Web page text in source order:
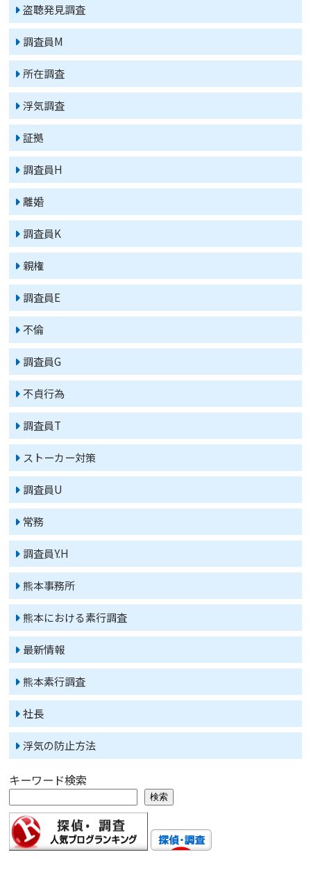
盗聴発見調査
調査員M
所在調査
浮気調査
証拠
調査員H
離婚
調査員K
親権
調査員E
不倫
調査員G
不貞行為
調査員T
ストーカー対策
調査員U
常務
調査員Y.H
熊本事務所
熊本における素行調査
最新情報
熊本素行調査
社長
浮気の防止方法
キーワード検索
検索